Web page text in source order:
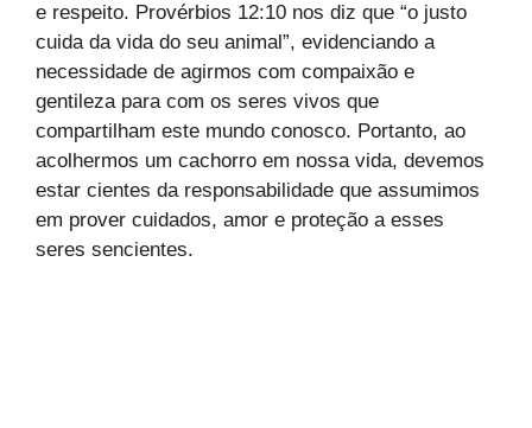
e respeito. Provérbios 12:10 nos diz que “o justo
cuida da vida do seu animal”, evidenciando a
necessidade de agirmos com compaixão e
gentileza para com os seres vivos que
compartilham este mundo conosco. Portanto, ao
acolhermos um cachorro em nossa vida, devemos
estar cientes da responsabilidade que assumimos
em prover cuidados, amor e proteção a esses
seres sencientes.